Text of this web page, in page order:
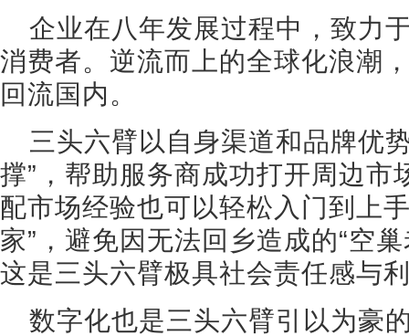
企业在八年发展过程中，致力
消费者。逆流而上的全球化浪潮
回流国内。
三头六臂以自身渠道和品牌优
撑”，帮助服务商成功打开周边市
配市场经验也可以轻松入门到上
家”，避免因无法回乡造成的“空
这是三头六臂极具社会责任感与
数字化也是三头六臂引以为豪